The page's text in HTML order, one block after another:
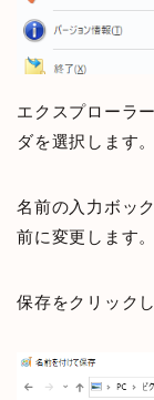
エクスプローラ
ダを選択します。
名前の入力ボッ
前に変更します。
保存をクリックし